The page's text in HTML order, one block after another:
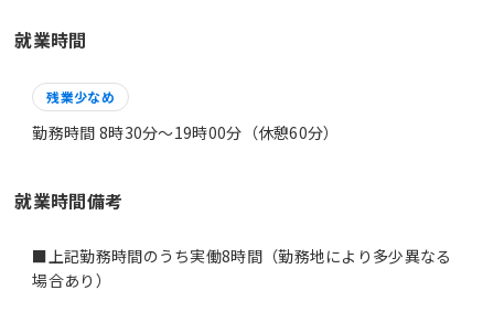
就業時間
残業少なめ
勤務時間 8時30分〜19時00分（休憩60分）
就業時間備考
■上記勤務時間のうち実働8時間（勤務地により多少異なる